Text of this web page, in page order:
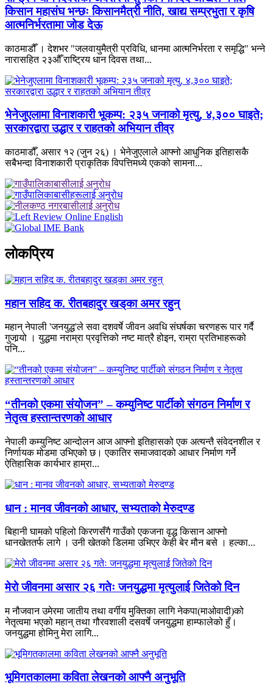
किसान महासंघ भन्छः किसानमैत्री नीति, खाद्य सम्प्रभुता र कृषि
आत्मनिर्भरतामा जोड देऊ
काठमाडौँ । देशभर "जलवायुमैत्री प्रविधि, धानमा आत्मनिर्भरता र समृद्धि" भन्ने
नारासहित २३औँ राष्ट्रिय धान दिवस तथा...
भेनेजुएलामा विनाशकारी भूकम्प: २३५ जनाको मृत्यु, ४,३०० घाइते;
सरकारद्वारा उद्धार र राहतको अभियान तीव्र
काठमाडौँ, असार १२ (जुन २६) । भेनेजुएलाले आफ्नो आधुनिक इतिहासकै
सबैभन्दा विनाशकारी प्राकृतिक विपत्तिमध्ये एकको सामना...
लाेकप्रिय
महान सहिद क. रीतबहादुर खड्‌का अमर रहुन्
महान् नेपाली 'जनयुद्ध'ले सवा दशवर्षे जीवन अवधि संघर्षका चरणहरू पार गर्दै
गुजार्‍यो । युद्धमा नराम्रा प्रवृत्तिको नष्ट मात्रै होइन, राम्रा प्रतिभाहरूको
पनि...
“तीनको एकमा संयोजन” – कम्युनिष्ट पार्टीको संगठन निर्माण र
नेतृत्व हस्तान्तरणको आधार
नेपाली कम्युनिष्ट आन्दोलन आज आफ्नो इतिहासको एक अत्यन्तै संवेदनशील र
निर्णायक मोडमा उभिएको छ। एकातिर समाजवादको आधार निर्माण गर्ने
ऐतिहासिक कार्यभार हाम्रा...
धान : मानव जीवनको आधार, सभ्यताको मेरुदण्ड
बिहानी घामको पहिलो किरणसँगै गाउँको एकजना वृद्ध किसान आफ्नो
धानखेततर्फ लागे । उनी खेतको डिलमा उभिएर केही बेर मौन बसे । हल्का...
मेरो जीवनमा असार २६ गतेः जनयुद्धमा मृत्युलाई जितेको दिन
म नौजवान उमेरमा जातीय तथा वर्गीय मुक्तिका लागि नेकपा(माओवादी)को
नेतृत्वमा भएको महान् तथा गौरवशाली दसवर्षे जनयुद्धमा हाम्फालेको हुँ।
जनयुद्धमा होमिनु मेरा लागि...
भूमिगतकालमा कविता लेखनको आफ्नै अनुभूति